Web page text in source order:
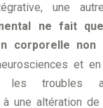
une
ne fait
corporelle non
et en
les troubles
une altération